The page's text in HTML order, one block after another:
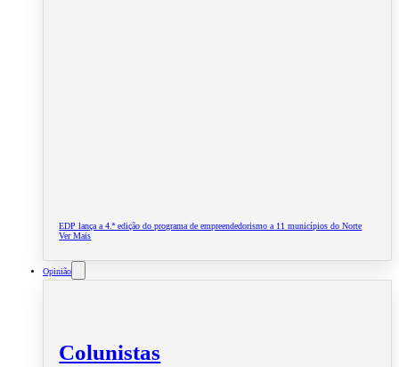
EDP lança a 4.ª edição do programa de empreendedorismo a 11 municípios do Norte
Ver Mais
Opinião
Colunistas